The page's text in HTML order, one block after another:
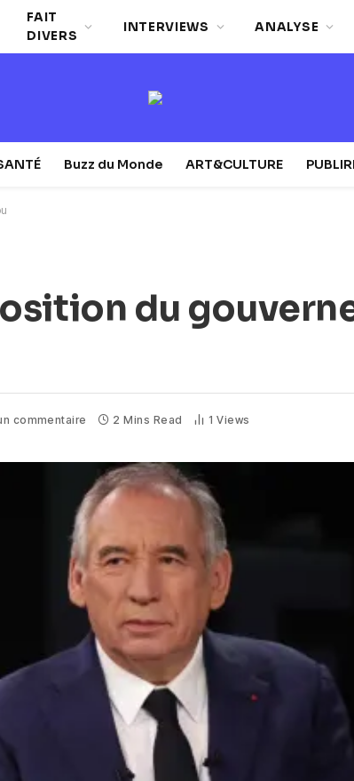
FAIT
DIVERS
INTERVIEWS ANALYSE
Buzz du Monde ART&CULTURE
du
commentaire 2 Mins Read 1Views